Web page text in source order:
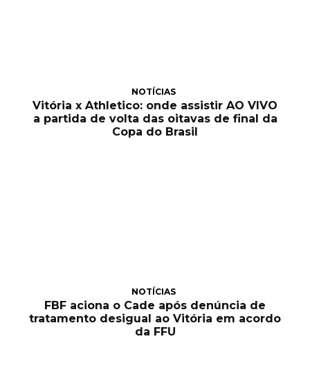
NOTÍCIAS
Vitória x Athletico: onde assistir AO VIVO
a partida de volta das oitavas de final da
Copa do Brasil
NOTÍCIAS
FBF aciona o Cade após denúncia de
tratamento desigual ao Vitória em acordo
da FFU